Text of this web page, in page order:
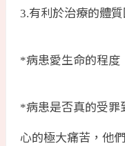
3.有利於治療的體
*病患愛生命的程度
*病患是否真的受
心的極大痛苦，他